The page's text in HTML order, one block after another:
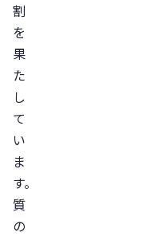
割
を
果
た
し
て
い
ま
す。
質
の